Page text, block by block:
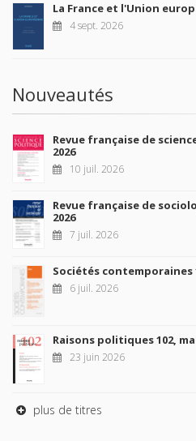
La France et l'Union
4 sept. 2026
Nouveautés
Revue française de
2026
10 juil. 2026
Revue française de
2026
7 juil. 2026
Sociétés contemporaines
6 juil. 2026
Raisons politiques 102,
23 juin 2026
plus de titres